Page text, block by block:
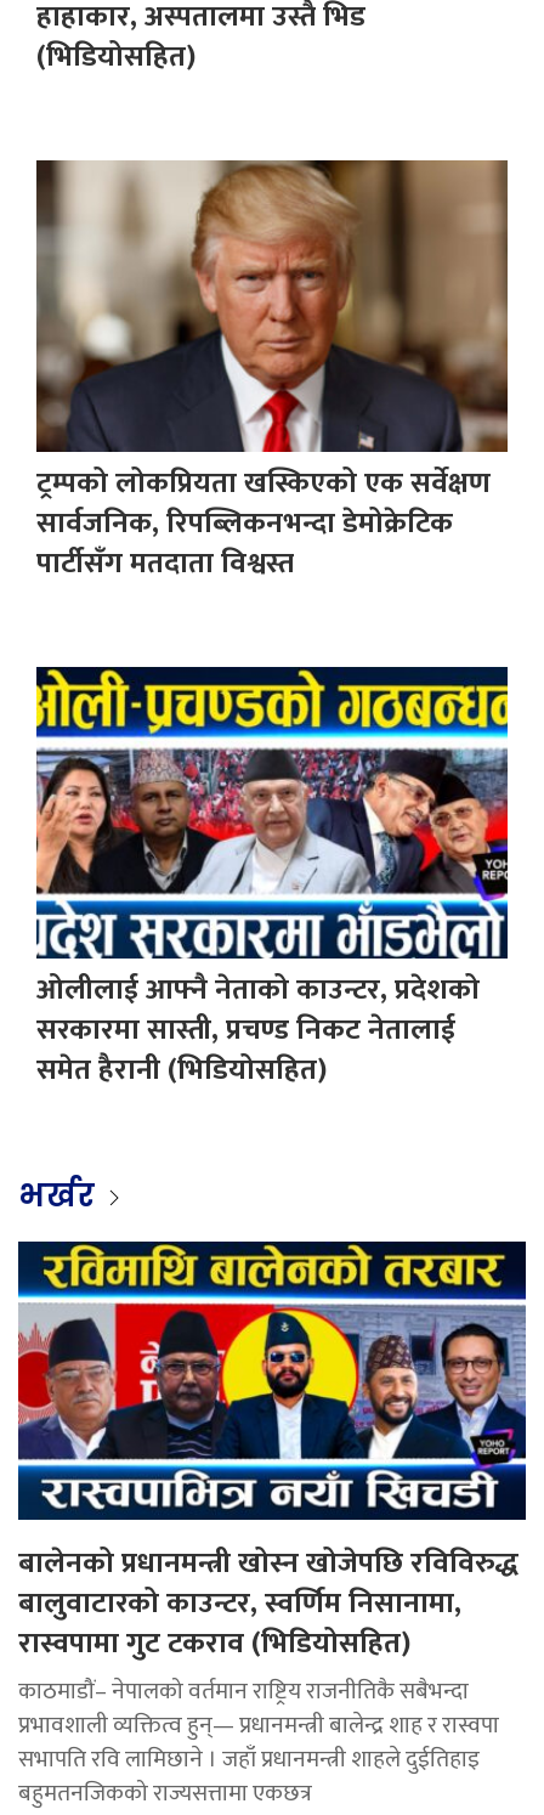
हाहाकार, अस्पतालमा उस्तै भिड
(भिडियोसहित)
ट्रम्पको लोकप्रियता खस्किएको एक सर्वेक्षण
सार्वजनिक, रिपब्लिकनभन्दा डेमोक्रेटिक
पार्टीसँग मतदाता विश्वस्त
ओलीलाई आफ्नै नेताको काउन्टर, प्रदेशको
सरकारमा सास्ती, प्रचण्ड निकट नेतालाई
समेत हैरानी (भिडियोसहित)
भर्खर
बालेनको प्रधानमन्त्री खोस्न खोजेपछि रविविरुद्ध
बालुवाटारको काउन्टर, स्वर्णिम निसानामा,
रास्वपामा गुट टकराव (भिडियोसहित)
काठमाडौं– नेपालको वर्तमान राष्ट्रिय राजनीतिकै सबैभन्दा
प्रभावशाली व्यक्तित्व हुन्— प्रधानमन्त्री बालेन्द्र शाह र रास्वपा
सभापति रवि लामिछाने । जहाँ प्रधानमन्त्री शाहले दुईतिहाइ
बहुमतनजिकको राज्यसत्तामा एकछत्र